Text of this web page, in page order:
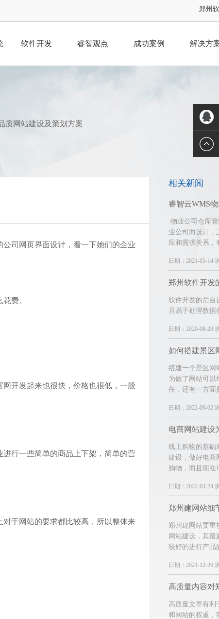
郑州
软件开发 睿智观点 成功案例 解决方
质网站建设及策划方案
司网页界面设计，看一下她们的企业
费。
开发起来也很快，价格也很低，一般
行一些简单的商品上下架，简单的营
于网站的要求都比较高，所以整体来
相关新闻
物业公司仓库
业公司而设计，
应和需求关系，
日期：2021-05-14
软件开发的后台
且易于处理数
日期：2020-08-28
如何搭建景区
搭建一个景区网
为做了网站可以
任，还有一方面
日期：2022-09-02
电商网站建设
线上购物的基础
建设，做好电商
购物，而且现在
日期：2022-03-24
郑州建网站细
郑州建网站要重
网站建设，其最
较好的进行产品
日期：2021-12-26
高质量文章有利
和网站的权重，
QQ客服